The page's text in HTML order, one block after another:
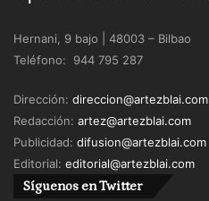
Hernani, 9 bajo | 48003 – Bilbao
Teléfono: 944 795 287
Dirección: direccion@artezblai.com
Redacción: artez@artezblai.com
Publicidad: difusion@artezblai.com
Editorial: editorial@artezblai.com
Síguenos en Twitter